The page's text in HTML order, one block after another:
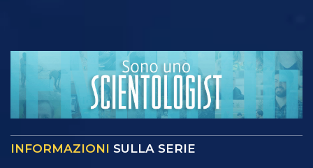
INFORMAZIONI SULLA SERIE